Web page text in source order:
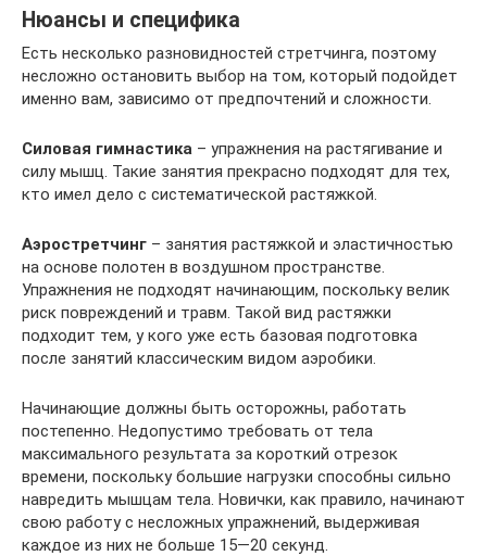
Нюансы и специфика
Есть несколько разновидностей стретчинга, поэтому
несложно остановить выбор на том, который подойдет
именно вам, зависимо от предпочтений и сложности.
Силовая гимнастика – упражнения на растягивание и
силу мышц. Такие занятия прекрасно подходят для тех,
кто имел дело с систематической растяжкой.
Аэростретчинг – занятия растяжкой и эластичностью
на основе полотен в воздушном пространстве.
Упражнения не подходят начинающим, поскольку велик
риск повреждений и травм. Такой вид растяжки
подходит тем, у кого уже есть базовая подготовка
после занятий классическим видом аэробики.
Начинающие должны быть осторожны, работать
постепенно. Недопустимо требовать от тела
максимального результата за короткий отрезок
времени, поскольку большие нагрузки способны сильно
навредить мышцам тела. Новички, как правило, начинают
свою работу с несложных упражнений, выдерживая
каждое из них не больше 15—20 секунд.